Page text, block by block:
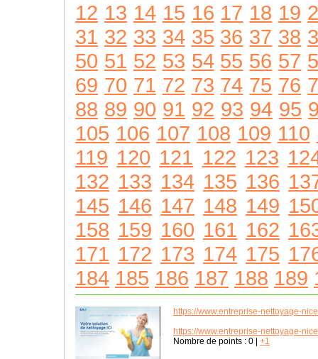
12 13 14 15 16 17 18 19
31 32 33 34 35 36 37 38
50 51 52 53 54 55 56 57
69 70 71 72 73 74 75 76
88 89 90 91 92 93 94 95
105 106 107 108 109 110
119 120 121 122 123
132 133 134 135 136
145 146 147 148 149
158 159 160 161 162
171 172 173 174 175
184 185 186 187 188 189
https://www.entreprise-nettoyage-
https://www.entreprise-nettoyage-
Nombre de points : 0 +1